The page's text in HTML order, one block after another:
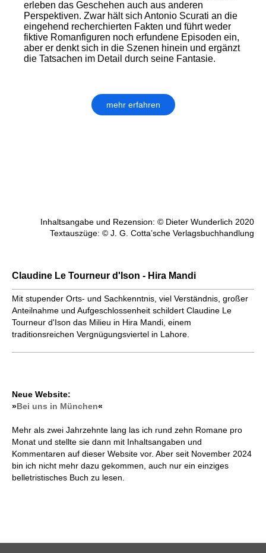
erleben das Geschehen auch aus anderen
Perspektiven. Zwar hält sich Antonio Scurati an die
eingehend recherchierten Fakten und führt weder
fiktive Romanfiguren noch erfundene Episoden ein,
aber er denkt sich in die Szenen hinein und ergänzt
die Tatsachen im Detail durch seine Fantasie.
mehr erfahren
Inhaltsangabe und Rezension: © Dieter Wunderlich 2020
Textauszüge: © J. G. Cotta’sche Verlagsbuchhandlung
Claudine Le Tourneur d'Ison - Hira Mandi
Mit stupender Orts- und Sachkenntnis, viel Verständnis, großer
Anteilnahme und Aufgeschlossenheit schildert Claudine Le
Tourneur d'Ison das Milieu in Hira Mandi, einem
traditionsreichen Vergnügungsviertel in Lahore.
Neue Website:
»Bei uns in München«
Mehr als zwei Jahrzehnte lang las ich rund zehn Romane pro
Monat und stellte sie dann mit Inhaltsangaben und
Kommentaren auf dieser Website vor. Aber seit November 2024
bin ich nicht mehr dazu gekommen, auch nur ein einziges
belletristisches Buch zu lesen.